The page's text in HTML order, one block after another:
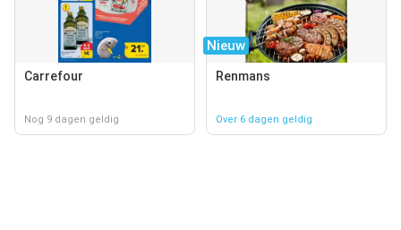
Carrefour
Nog 9 dagen geldig
Nieuw
Renmans
Over 6 dagen geldig